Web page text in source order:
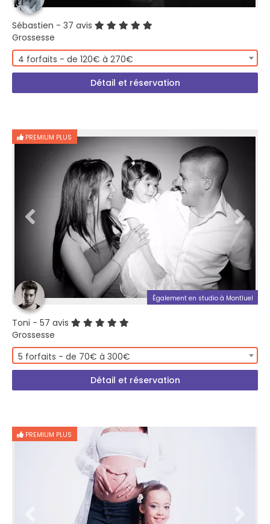
Sébastien - 37 avis
Grossesse
4 forfaits - de 120€ à 270€
Détail et réservation
PREMIUM PLUS
Également en studio à Montluel
Toni - 57 avis
Grossesse
5 forfaits - de 70€ à 300€
Détail et réservation
PREMIUM PLUS